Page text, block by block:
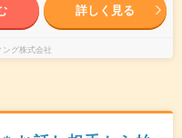
詳しく見る
グ株式会社